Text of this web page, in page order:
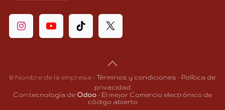
© Nombre de la empresa - Términos y condiciones - Política de
privacidad
Con tecnología de Odoo - El mejor Comercio electrónico de
código abierto